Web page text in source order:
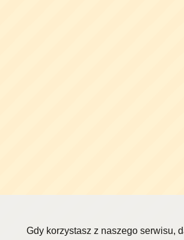
Gdy korzystasz z naszego serwisu,